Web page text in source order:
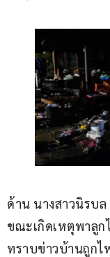
ด้าน นางสาวนิรบ
ขณะเกิดเหตุพาลู
ทราบข่าวบ้านถูกไ